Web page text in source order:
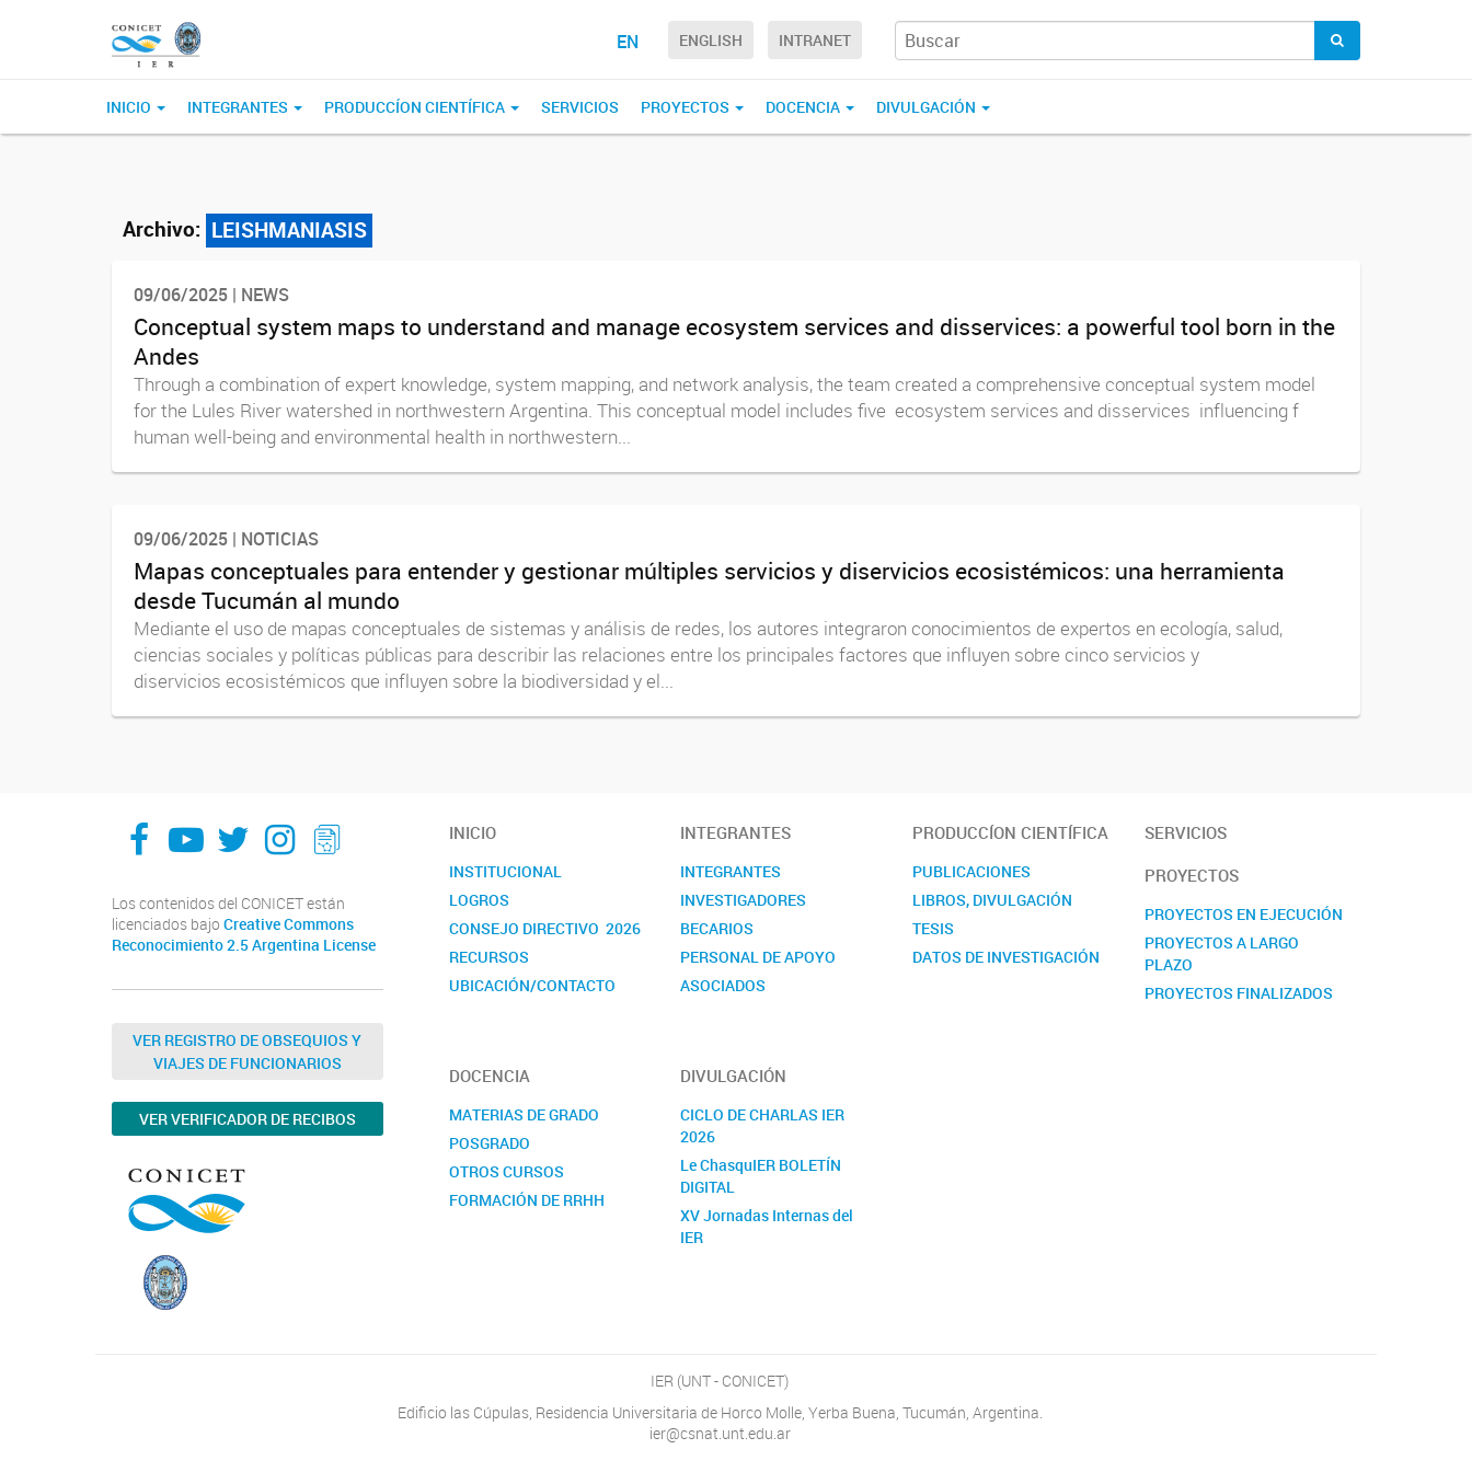
EN ENGLISH INTRANET
INICIO INTEGRANTES PRODUCCÍON CIENTÍFICA SERVICIOS PROYECTOS DOCENCIA DIVULGACIÓN
Archivo: LEISHMANIASIS
09/06/2025 | NEWS
Conceptual system maps to understand and manage ecosystem services and disservices: a powerful tool born in the
Andes
Through a combination of expert knowledge, system mapping, and network analysis, the team created a comprehensive conceptual system model
for the Lules River watershed in northwestern Argentina. This conceptual model includes five ecosystem services and disservices influencing f
human well-being and environmental health in northwestern...
09/06/2025 | NOTICIAS
Mapas conceptuales para entender y gestionar múltiples servicios y diservicios ecosistémicos: una herramienta
desde Tucumán al mundo
Mediante el uso de mapas conceptuales de sistemas y análisis de redes, los autores integraron conocimientos de expertos en ecología, salud,
ciencias sociales y políticas públicas para describir las relaciones entre los principales factores que influyen sobre cinco servicios y
diservicios ecosistémicos que influyen sobre la biodiversidad y el...
facebook
youtube
Twitter
Instagram
LeChasquier Boletin Digital 70
Los contenidos del CONICET están
licenciados bajo Creative Commons
Reconocimiento 2.5 Argentina License
VER REGISTRO DE OBSEQUIOS Y
VIAJES DE FUNCIONARIOS
VER VERIFICADOR DE RECIBOS
INICIO
INSTITUCIONAL
LOGROS
CONSEJO DIRECTIVO 2026
RECURSOS
UBICACIÓN/CONTACTO
INTEGRANTES
INTEGRANTES
INVESTIGADORES
BECARIOS
PERSONAL DE APOYO
ASOCIADOS
PRODUCCÍON CIENTÍFICA
PUBLICACIONES
LIBROS, DIVULGACIÓN
TESIS
DATOS DE INVESTIGACIÓN
SERVICIOS
PROYECTOS
PROYECTOS EN EJECUCIÓN
PROYECTOS A LARGO
PLAZO
PROYECTOS FINALIZADOS
DOCENCIA
MATERIAS DE GRADO
POSGRADO
OTROS CURSOS
FORMACIÓN DE RRHH
DIVULGACIÓN
CICLO DE CHARLAS IER
2026
Le ChasquIER BOLETÍN
DIGITAL
XV Jornadas Internas del
IER
INSTAGRAM
IER (UNT - CONICET)
Edificio las Cúpulas, Residencia Universitaria de Horco Molle, Yerba Buena, Tucumán, Argentina.
ier@csnat.unt.edu.ar